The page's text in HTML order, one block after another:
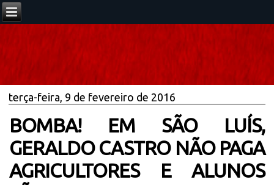
terça-feira, 9 de fevereiro de 2016
BOMBA! EM SÃO LUÍS,
GERALDO CASTRO NÃO PAGA
AGRICULTORES E ALUNOS